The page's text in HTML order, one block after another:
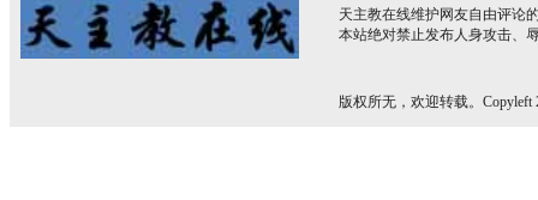
天主教在线维护网友自由评论
本站绝对禁止发布人身攻击、
版权所无，欢迎转载。